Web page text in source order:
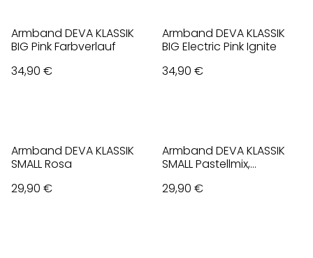
Armband DEVA KLASSIK
BIG Pink Farbverlauf
34,90 €
Armband DEVA KLASSIK
BIG Electric Pink Ignite
34,90 €
Armband DEVA KLASSIK
SMALL Rosa
29,90 €
Armband DEVA KLASSIK
SMALL Pastellmix,
29,90 €